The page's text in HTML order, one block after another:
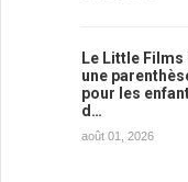
Le Little Films
une
pour les
d…
août 01, 2026